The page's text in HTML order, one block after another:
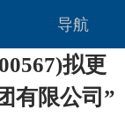
导航
拟更
有限公司”